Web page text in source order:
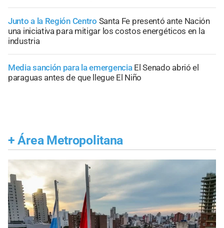
Junto a la Región Centro Santa Fe presentó ante Nación
una iniciativa para mitigar los costos energéticos en la
industria
Media sanción para la emergencia El Senado abrió el
paraguas antes de que llegue El Niño
+ Área Metropolitana